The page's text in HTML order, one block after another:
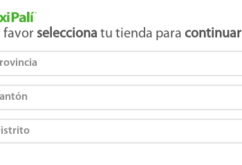
favor selecciona tu tienda para continuar